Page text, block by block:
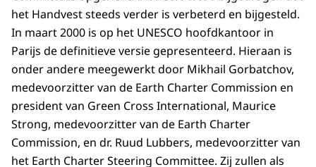
het Handvest steeds verder is verbeterd en bijgesteld.
In maart 2000 is op het UNESCO hoofdkantoor in
Parijs de definitieve versie gepresenteerd. Hieraan is
onder andere meegewerkt door Mikhail Gorbatchov,
medevoorzitter van de Earth Charter Commission en
president van Green Cross International, Maurice
Strong, medevoorzitter van de Earth Charter
Commission, en dr. Ruud Lubbers, medevoorzitter van
het Earth Charter Steering Committee. Zij zullen als